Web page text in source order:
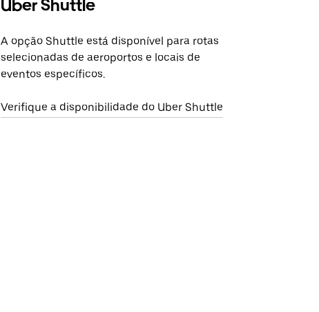
Uber Shuttle
A opção Shuttle está disponível para rotas
selecionadas de aeroportos e locais de
eventos específicos.
Verifique a disponibilidade do Uber Shuttle